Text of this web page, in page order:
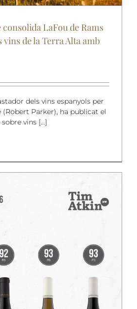
consolida LaFou de Rams
de la Terra Alta amb
dels vins espanyols per
(Robert Parker), ha publicat el
vins [...]